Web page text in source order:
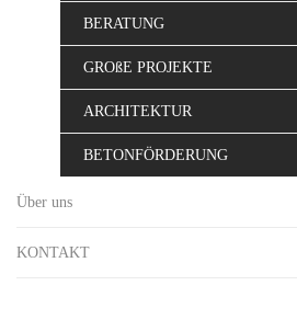
BERATUNG
GROßE PROJEKTE
ARCHITEKTUR
BETONFÖRDERUNG
Über uns
KONTAKT